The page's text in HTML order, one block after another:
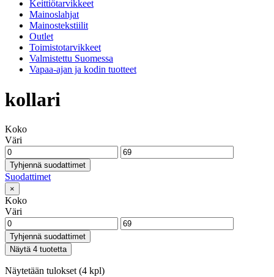
Keittiötarvikkeet
Mainoslahjat
Mainostekstiilit
Outlet
Toimistotarvikkeet
Valmistettu Suomessa
Vapaa-ajan ja kodin tuotteet
kollari
Koko
Väri
Tyhjennä suodattimet
Suodattimet
×
Koko
Väri
Tyhjennä suodattimet
Näytä 4 tuotetta
Näytetään tulokset (4 kpl)